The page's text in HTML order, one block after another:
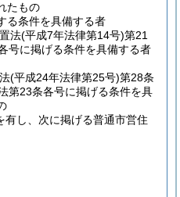
たもの
る条件を具備する者
法(平成7年法律第14号)第21
号に掲げる条件を具備する者
(平成24年法律第25号)第28条
第23条各号に掲げる条件を具
有し、次に掲げる普通市営住